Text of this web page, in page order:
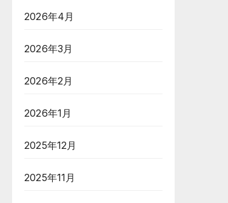
2026年4月
2026年3月
2026年2月
2026年1月
2025年12月
2025年11月